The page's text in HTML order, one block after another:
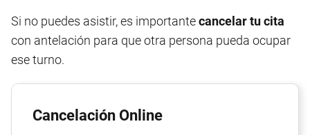
Si no puedes asistir, es importantecancelar tu cita
con antelación para que otra persona pueda ocupar
ese turno.
Cancelación Online